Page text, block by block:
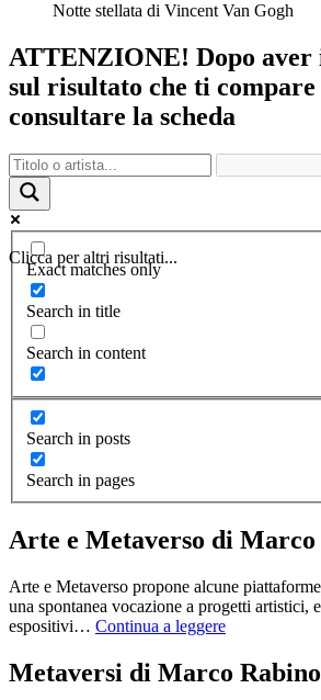
Notte stellata di Vincent Van Gogh
ATTENZIONE! Dopo aver
sul risultato che ti
consultare la scheda
Clicca per altri risultati...
Exact matches only
Search in title
Search in content
Search in posts
Search in pages
Arte e Metaverso di Marco
Arte e Metaverso propone alcune
una spontanea vocazione a progetti artistici,
espositivi… Continua a leggere
Metaversi di Marco Rabino